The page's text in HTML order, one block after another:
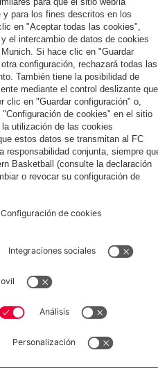
Prensa Baloncesto
Condiciones de uso
Accesibilidad
Ajustes de cookies